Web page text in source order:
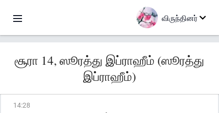
விருந்தினர்
சூரா 14, ஸூரத்து இப்ராஹீம் (ஸூரத்து
இப்ராஹீம்)
14:28